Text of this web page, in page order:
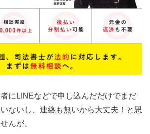
にLINEなどで申し込んだだけでまだ
ないし、連絡も無いから大丈夫！と思
んが、